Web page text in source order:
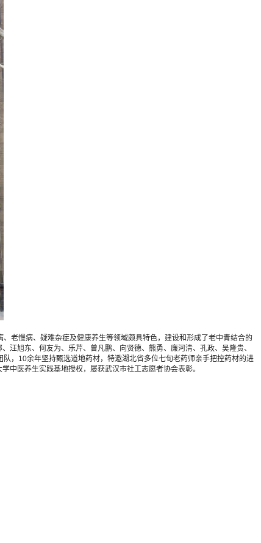
老慢病、疑难杂症及健康养生等领域颇具特色，建设和形成了老中青结合的
旭东、何友为、乐芹、曾凡鹏、向贤德、熊勇、廉河清、孔政、吴隆贵、
，10余年坚持甄选道地药材，特邀湖北省多位七旬老药师亲手把控药材的进
中医养生实践基地授权，屡获武汉市社工志愿者协会表彰。